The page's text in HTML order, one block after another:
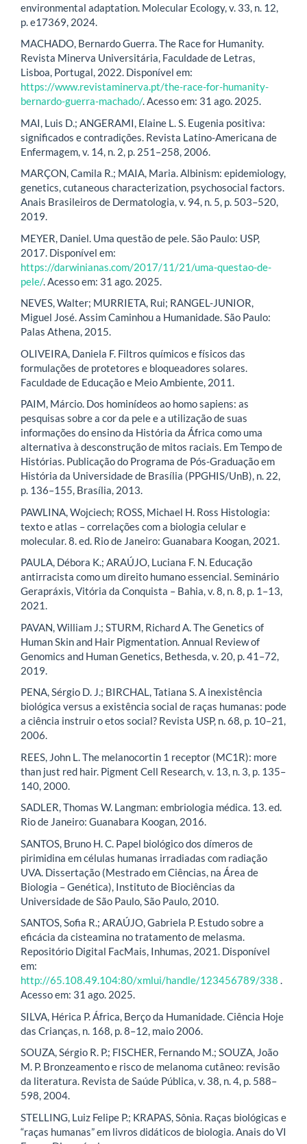
environmental adaptation. Molecular Ecology, v. 33, n. 12,
p. e17369, 2024.
MACHADO, Bernardo Guerra. The Race for Humanity.
Revista Minerva Universitária, Faculdade de Letras,
Lisboa, Portugal, 2022. Disponível em:
https://www.revistaminerva.pt/the-race-for-humanity-
bernardo-guerra-machado/. Acesso em: 31 ago. 2025.
MAI, Luis D.; ANGERAMI, Elaine L. S. Eugenia positiva:
significados e contradições. Revista Latino-Americana de
Enfermagem, v. 14, n. 2, p. 251–258, 2006.
MARÇON, Camila R.; MAIA, Maria. Albinism: epidemiology,
genetics, cutaneous characterization, psychosocial factors.
Anais Brasileiros de Dermatologia, v. 94, n. 5, p. 503–520,
2019.
MEYER, Daniel. Uma questão de pele. São Paulo: USP,
2017. Disponível em:
https://darwinianas.com/2017/11/21/uma-questao-de-
pele/. Acesso em: 31 ago. 2025.
NEVES, Walter; MURRIETA, Rui; RANGEL-JUNIOR,
Miguel José. Assim Caminhou a Humanidade. São Paulo:
Palas Athena, 2015.
OLIVEIRA, Daniela F. Filtros químicos e físicos das
formulações de protetores e bloqueadores solares.
Faculdade de Educação e Meio Ambiente, 2011.
PAIM, Márcio. Dos hominídeos ao homo sapiens: as
pesquisas sobre a cor da pele e a utilização de suas
informações do ensino da História da África como uma
alternativa à desconstrução de mitos raciais. Em Tempo de
Histórias. Publicação do Programa de Pós-Graduação em
História da Universidade de Brasília (PPGHIS/UnB), n. 22,
p. 136–155, Brasília, 2013.
PAWLINA, Wojciech; ROSS, Michael H. Ross Histologia:
texto e atlas – correlações com a biologia celular e
molecular. 8. ed. Rio de Janeiro: Guanabara Koogan, 2021.
PAULA, Débora K.; ARAÚJO, Luciana F. N. Educação
antirracista como um direito humano essencial. Seminário
Gerapráxis, Vitória da Conquista – Bahia, v. 8, n. 8, p. 1–13,
2021.
PAVAN, William J.; STURM, Richard A. The Genetics of
Human Skin and Hair Pigmentation. Annual Review of
Genomics and Human Genetics, Bethesda, v. 20, p. 41–72,
2019.
PENA, Sérgio D. J.; BIRCHAL, Tatiana S. A inexistência
biológica versus a existência social de raças humanas: pode
a ciência instruir o etos social? Revista USP, n. 68, p. 10–21,
2006.
REES, John L. The melanocortin 1 receptor (MC1R): more
than just red hair. Pigment Cell Research, v. 13, n. 3, p. 135–
140, 2000.
SADLER, Thomas W. Langman: embriologia médica. 13. ed.
Rio de Janeiro: Guanabara Koogan, 2016.
SANTOS, Bruno H. C. Papel biológico dos dímeros de
pirimidina em células humanas irradiadas com radiação
UVA. Dissertação (Mestrado em Ciências, na Área de
Biologia – Genética), Instituto de Biociências da
Universidade de São Paulo, São Paulo, 2010.
SANTOS, Sofia R.; ARAÚJO, Gabriela P. Estudo sobre a
eficácia da cisteamina no tratamento de melasma.
Repositório Digital FacMais, Inhumas, 2021. Disponível
em:
http://65.108.49.104:80/xmlui/handle/123456789/338 .
Acesso em: 31 ago. 2025.
SILVA, Hérica P. África, Berço da Humanidade. Ciência Hoje
das Crianças, n. 168, p. 8–12, maio 2006.
SOUZA, Sérgio R. P.; FISCHER, Fernando M.; SOUZA, João
M. P. Bronzeamento e risco de melanoma cutâneo: revisão
da literatura. Revista de Saúde Pública, v. 38, n. 4, p. 588–
598, 2004.
STELLING, Luiz Felipe P.; KRAPAS, Sônia. Raças biológicas e
“raças humanas” em livros didáticos de biologia. Anais do VI